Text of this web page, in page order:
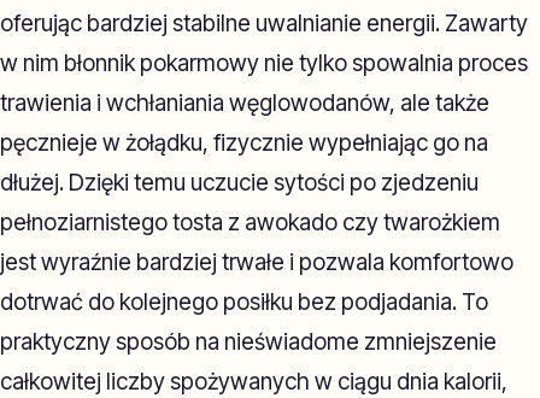
oferując bardziej stabilne uwalnianie energii. Zawarty
w nim błonnik pokarmowy nie tylko spowalnia proces
trawienia i wchłaniania węglowodanów, ale także
pęcznieje w żołądku, fizycznie wypełniając go na
dłużej. Dzięki temu uczucie sytości po zjedzeniu
pełnoziarnistego tosta z awokado czy twarożkiem
jest wyraźnie bardziej trwałe i pozwala komfortowo
dotrwać do kolejnego posiłku bez podjadania. To
praktyczny sposób na nieświadome zmniejszenie
całkowitej liczby spożywanych w ciągu dnia kalorii,